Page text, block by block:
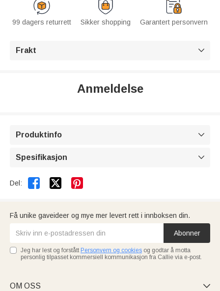
99 dagers returrett Sikker shopping Garantert personvern
Frakt 
Anmeldelse
Produktinfo 
Spesifikasjon 
Del:  
Få unike gaveideer og mye mer levert rett i innboksen din.
Abonner
Jeg har lest og forstått Personvern og cookies og godtar å motta
personlig tilpasset kommersiell kommunikasjon fra Callie via e-post.
OM OSS 